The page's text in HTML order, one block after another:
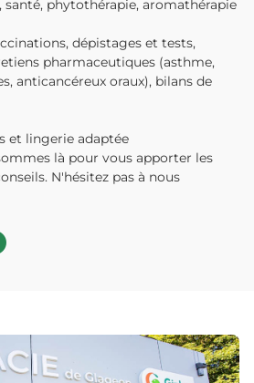
santé, phytothérapie, aromathérapie
dépistages et tests,
pharmaceutiques (asthme,
anticancéreux oraux), bilans de
et lingerie adaptée
là pour vous apporter les
N'hésitez pas à nous